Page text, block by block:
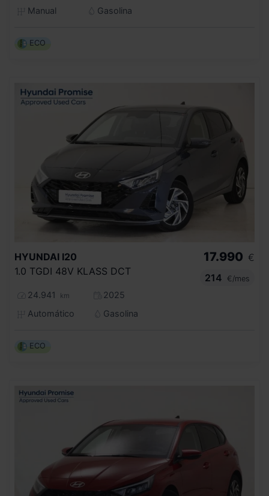
Manual
Gasolina
ECO
HYUNDAI I20
1.0 TGDI 48V KLASS DCT
24.941 km
2025
Automático
Gasolina
17.990 €
214
€/mes
ECO